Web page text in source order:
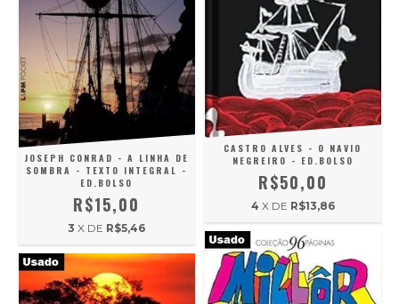
JOSEPH CONRAD - A LINHA DE
SOMBRA - TEXTO INTEGRAL -
ED.BOLSO
R$15,00
3 X DE R$5,46
CASTRO ALVES - O NAVIO
NEGREIRO - ED.BOLSO
R$50,00
4 X DE R$13,86